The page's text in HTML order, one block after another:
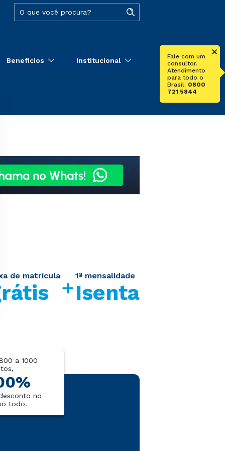
Benefícios Institucional
Fale com um
consultor.
Atendimento
para todo o
Brasil: 0800
721 5844
de matrícula 1ª mensalidade
Isenta
a 1000
no
todo.